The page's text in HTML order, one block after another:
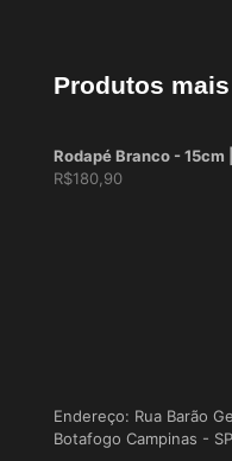
Produtos
Rodapé Branco -
R$180,90
Endereço: Rua Barão
Botafogo Campinas -